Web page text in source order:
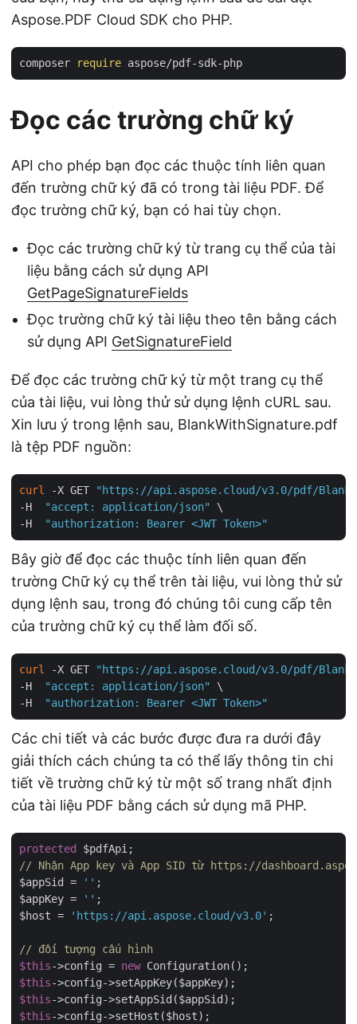
Aspose.PDF Cloud SDK cho PHP.
composer require
Đọc các trường chữ ký
API cho phép bạn đọc các thuộc tính liên quan
đến trường chữ ký đã có trong tài liệu PDF. Để
đọc trường chữ ký, bạn có hai tùy chọn.
Đọc các trường chữ ký từ trang cụ thể của tài
liệu bằng cách sử dụng API
GetPageSignatureFields
Đọc trường chữ ký tài liệu theo tên bằng cách
sử dụng API GetSignatureField
Để đọc các trường chữ ký từ một trang cụ thể
của tài liệu, vui lòng thử sử dụng lệnh cURL sau.
Xin lưu ý trong lệnh sau, BlankWithSignature.pdf
là tệp PDF nguồn:
curl -X GET
"https://api.aspose.cloud/v3.0/pdf/
-H
"accept: application/json"
\
-H
"authorization: Bearer <JWT Token>"
Bây giờ để đọc các thuộc tính liên quan đến
trường Chữ ký cụ thể trên tài liệu, vui lòng thử sử
dụng lệnh sau, trong đó chúng tôi cung cấp tên
của trường chữ ký cụ thể làm đối số.
curl -X GET
"https://api.aspose.cloud/v3.0/pdf/
-H
"accept: application/json"
\
-H
"authorization: Bearer <JWT Token>"
Các chi tiết và các bước được đưa ra dưới đây
giải thích cách chúng ta có thể lấy thông tin chi
tiết về trường chữ ký từ một số trang nhất định
của tài liệu PDF bằng cách sử dụng mã PHP.
protected
// Nhận App key và App SID từ https://
$appSid =
'' ;
$appKey =
'' ;
$host =
'https://api.aspose.cloud/v3.0' ;
// đối tượng cấu hình
$this->config = new
$this
$this
$this->config->setHost($host);